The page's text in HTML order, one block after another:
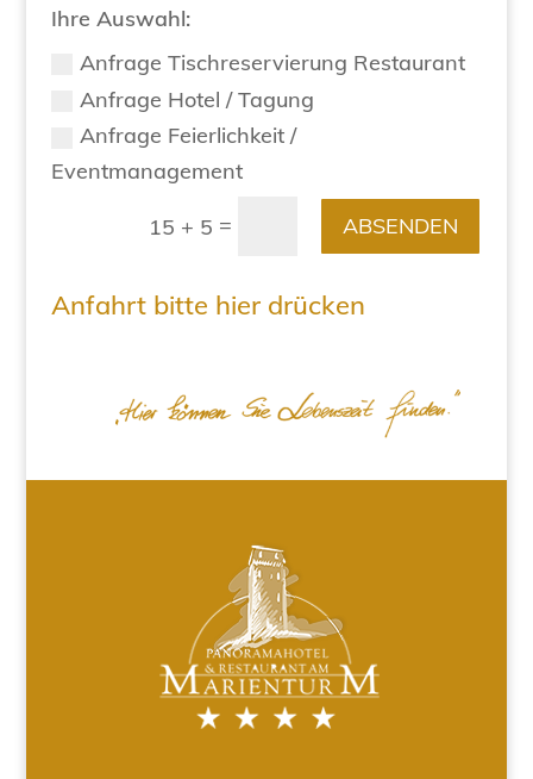
Ihre Auswahl:
Anfrage Tischreservierung Restaurant
Anfrage Hotel / Tagung
Anfrage Feierlichkeit /
Eventmanagement
15 + 5 = ABSENDEN
Anfahrt bitte hier drücken